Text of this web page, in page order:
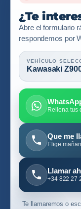
¿Te
Abre el formulario
respondemos por
VEHÍCULO
Kawasaki
Rellena tus
Que me
Elige
Llamar
+34 822 27
Te llamaremos o